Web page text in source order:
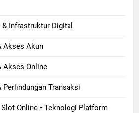
Infrastruktur Digital
Akses Akun
Akses Online
Perlindungan Transaksi
Slot Online • Teknologi Platform